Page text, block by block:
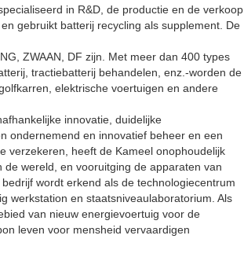
in R&D, de productie en de verkoop
gebruikt batterij recycling als supplement. De
ZWAAN, DF zijn. Met meer dan 400 types
tractiebatterij behandelen, enz.-worden de
elektrische voertuigen en andere
innovatie, duidelijke
ondernemend en innovatief beheer en een
verzekeren, heeft de Kameel onophoudelijk
wereld, en vooruitging de apparaten van
wordt erkend als de technologiecentrum
werkstation en staatsniveaulaboratorium. Als
van nieuw energievoertuig voor de
leven voor mensheid vervaardigen